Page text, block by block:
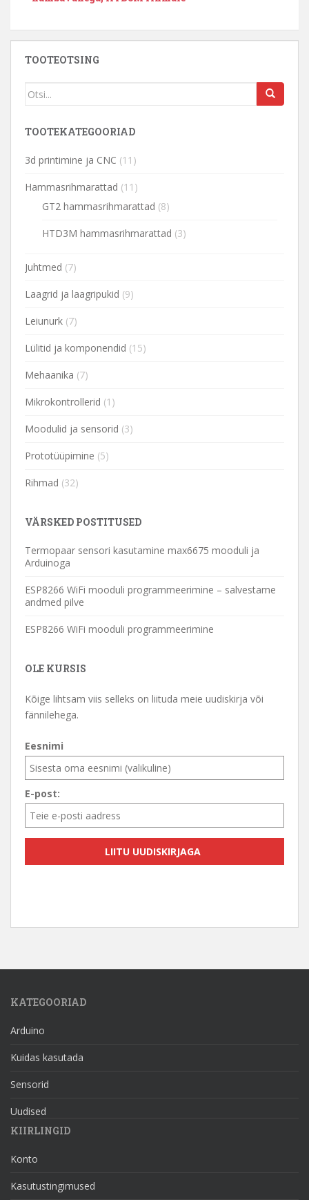
TOOTEOTSING
TOOTEKATEGOORIAD
3d printimine ja CNC (11)
Hammasrihmarattad (11)
GT2 hammasrihmarattad (8)
HTD3M hammasrihmarattad (3)
Juhtmed (7)
Laagrid ja laagripukid (9)
Leiunurk (7)
Lülitid ja komponendid (15)
Mehaanika (7)
Mikrokontrollerid (1)
Moodulid ja sensorid (3)
Prototüüpimine (5)
Rihmad (32)
VÄRSKED POSTITUSED
Termopaar sensori kasutamine max6675 mooduli ja
Arduinoga
ESP8266 WiFi mooduli programmeerimine – salvestame
andmed pilve
ESP8266 WiFi mooduli programmeerimine
OLE KURSIS
Kõige lihtsam viis selleks on liituda meie uudiskirja või
fännilehega.
Eesnimi
E-post:
KATEGOORIAD
Arduino
Kuidas kasutada
Sensorid
Uudised
KIIRLINGID
Konto
Kasutustingimused